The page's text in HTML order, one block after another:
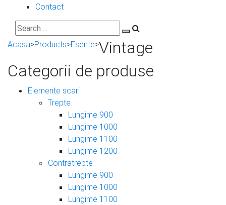
Contact
Acasa>Products>Esente>Vintage
Categorii de produse
Elemente scari
Trepte
Lungime 900
Lungime 1000
Lungime 1100
Lungime 1200
Contratrepte
Lungime 900
Lungime 1000
Lungime 1100